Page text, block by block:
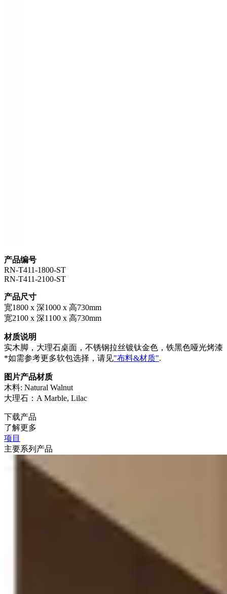
产品编号
RN-T411-1800-ST
RN-T411-2100-ST
产品尺寸
宽1800 x 深1000 x 高730mm
宽2100 x 深1100 x 高730mm
材质说明
实木脚，大理石桌面，不锈钢拉丝镀钛金色，铁黑色哑光烤漆
*如需参考更多软包选择，请见"布料&材质".
图片产品材质
木料: Natural Walnut
大理石：A Marble, Lilac
下载产品
了解更多
项目
主要系列产品